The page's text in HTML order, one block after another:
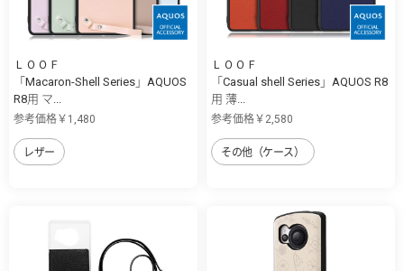
ＬＯＯＦ
「Macaron-Shell Series」AQUOS
R8用 マ...
参考価格￥1,480
レザー
ＬＯＯＦ
「Casual shell Series」AQUOS R8
用 薄...
参考価格￥2,580
その他（ケース）